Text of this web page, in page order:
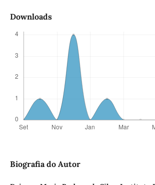
Downloads
Biografia do Autor